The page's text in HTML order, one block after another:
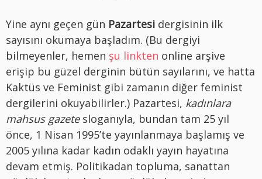
Yine aynı geçen gün Pazartesi dergisinin ilk
sayısını okumaya başladım. (Bu dergiyi
bilmeyenler, hemen şu linkten online arşive
erişip bu güzel derginin bütün sayılarını, ve hatta
Kaktüs ve Feminist gibi zamanın diğer feminist
dergilerini okuyabilirler.) Pazartesi, kadınlara
mahsus gazetesloganıyla, bundan tam 25 yıl
önce, 1 Nisan 1995’te yayınlanmaya başlamış ve
2005 yılına kadar kadın odaklı yayın hayatına
devam etmiş. Politikadan topluma, sanattan